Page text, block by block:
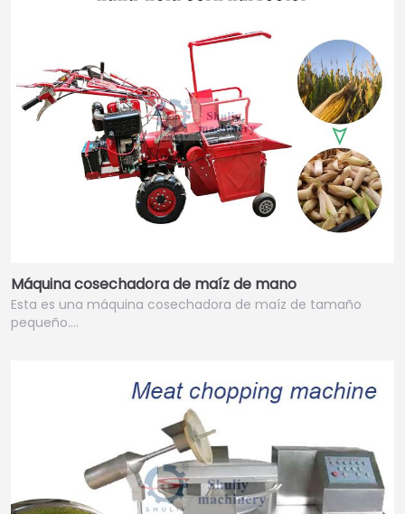
Máquina cosechadora de maíz de mano
Esta es una máquina cosechadora de maíz de tamaño
pequeño.…